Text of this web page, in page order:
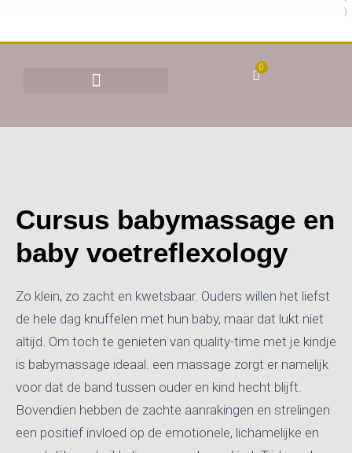
)
0
Cursus babymassage en
baby voetreflexology
Zo klein, zo zacht en kwetsbaar. Ouders willen het liefst
de hele dag knuffelen met hun baby, maar dat lukt niet
altijd. Om toch te genieten van quality-time met je kindje
is babymassage ideaal. een massage zorgt er namelijk
voor dat de band tussen ouder en kind hecht blijft.
Bovendien hebben de zachte aanrakingen en strelingen
een positief invloed op de emotionele, lichamelijke en